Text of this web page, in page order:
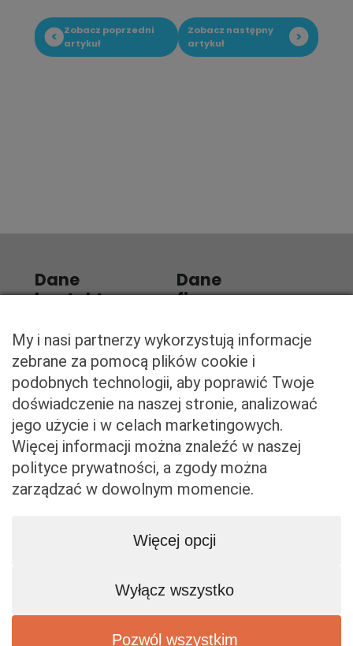
Zobacz poprzedni
artykuł
Zobacz następny
artykuł
Dane
kontaktowe
+48 506 120 883
biuro@nanosci.pl
/nanosci
Dane
firmy
Nanosci Sp. z o. o.
ul. Żurawia 43
00-680 Warszawa
KRS: 0000862082
REGON: 387121028
NIP: 8982260533
prywatności
Technologia
Produkty
Kontakt
My i nasi partnerzy wykorzystują informacje
zebrane za pomocą plików cookie i
podobnych technologii, aby poprawić Twoje
doświadczenie na naszej stronie, analizować
jego użycie i w celach marketingowych.
Więcej informacji można znaleźć w naszej
polityce prywatności, a zgody można
zarządzać w dowolnym momencie.
Więcej opcji
Wyłącz wszystko
Pozwól wszystkim